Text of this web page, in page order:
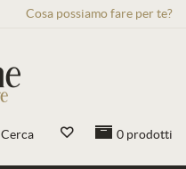
Cosa possiamo fare per te?
0 prodotti
Cerca